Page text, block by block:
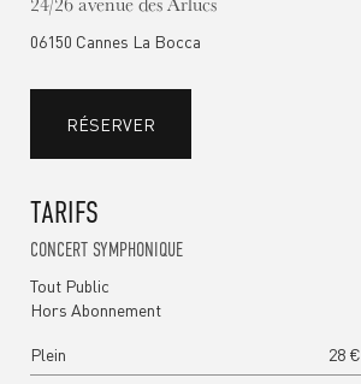
06150 Cannes La Bocca
RÉSERVER
TARIFS
CONCERT SYMPHONIQUE
Tout Public
Hors Abonnement
Plein
28 €